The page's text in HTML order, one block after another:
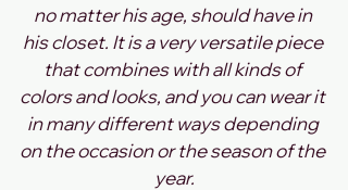
no matter his age, should have in
his closet. It is a very versatile piece
that combines with all kinds of
colors and looks, and you can wear it
in many different ways depending
on the occasion or the season of the
year.